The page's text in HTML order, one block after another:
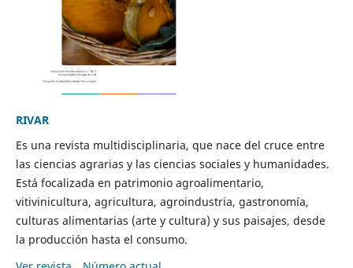
RIVAR
Es una revista multidisciplinaria, que nace del cruce entre
las ciencias agrarias y las ciencias sociales y humanidades.
Está focalizada en patrimonio agroalimentario,
vitivinicultura, agricultura, agroindustria, gastronomía,
culturas alimentarias (arte y cultura) y sus paisajes, desde
la producción hasta el consumo.